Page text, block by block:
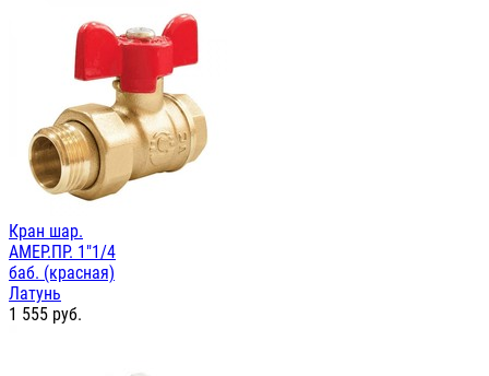
Кран шар.
АМЕР.ПР. 1"1/4
баб. (красная)
Латунь
1 555 руб.